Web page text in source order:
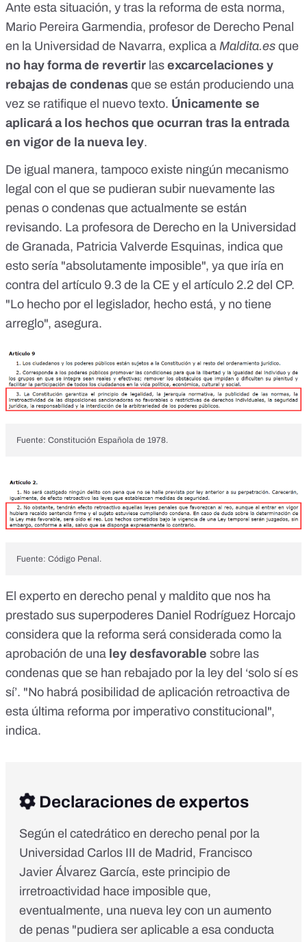
Ante esta situación, y tras la reforma de esta norma,
Mario Pereira Garmendia, profesor de Derecho Penal
en la Universidad de Navarra, explica a Maldita.es que
no hay forma de revertir las excarcelaciones y
rebajas de condenas que se están produciendo una
vez se ratifique el nuevo texto. Únicamente se
aplicará a los hechos que ocurran tras la entrada
en vigor de la nueva ley.
De igual manera, tampoco existe ningún mecanismo
legal con el que se pudieran subir nuevamente las
penas o condenas que actualmente se están
revisando. La profesora de Derecho en la Universidad
de Granada, Patricia Valverde Esquinas, indica que
esto sería "absolutamente imposible", ya que iría en
contra del artículo 9.3 de la CE y el artículo 2.2 del CP.
"Lo hecho por el legislador, hecho está, y no tiene
arreglo", asegura.
Fuente: Constitución Española de 1978.
Fuente: Código Penal.
El experto en derecho penal y maldito que nos ha
prestado sus superpoderes Daniel Rodríguez Horcajo
considera que la reforma será considerada como la
aprobación de una ley desfavorable sobre las
condenas que se han rebajado por la ley del ‘solo sí es
sí’. "No habrá posibilidad de aplicación retroactiva de
esta última reforma por imperativo constitucional",
indica.
Declaraciones de expertos
Según el catedrático en derecho penal por la
Universidad Carlos III de Madrid, Francisco
Javier Álvarez García, este principio de
irretroactividad hace imposible que,
eventualmente, una nueva ley con un aumento
de penas "pudiera ser aplicable a esa conducta